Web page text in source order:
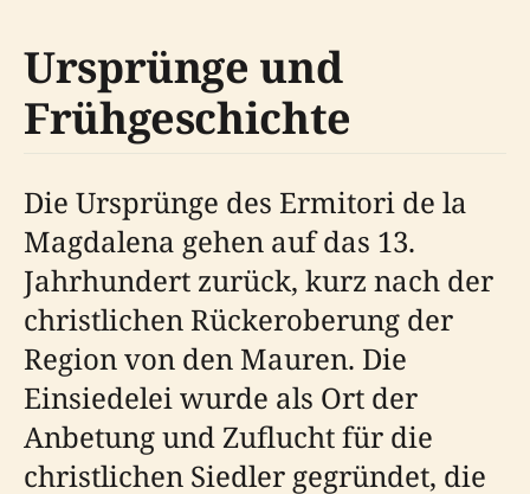
Ursprünge und
Frühgeschichte
Die Ursprünge des Ermitori de la
Magdalena gehen auf das 13.
Jahrhundert zurück, kurz nach der
christlichen Rückeroberung der
Region von den Mauren. Die
Einsiedelei wurde als Ort der
Anbetung und Zuflucht für die
christlichen Siedler gegründet, die